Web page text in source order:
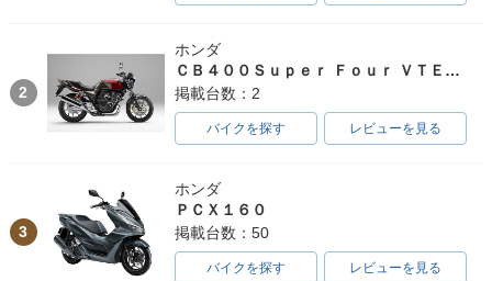
2
ホンダ
ＣＢ４００Ｓｕｐｅｒ Ｆｏｕｒ ＶＴＥＣ ＳＰＥＣ３
掲載台数：2
バイクを探す レビューを見る
3
ホンダ
ＰＣＸ１６０
掲載台数：50
バイクを探す レビューを見る